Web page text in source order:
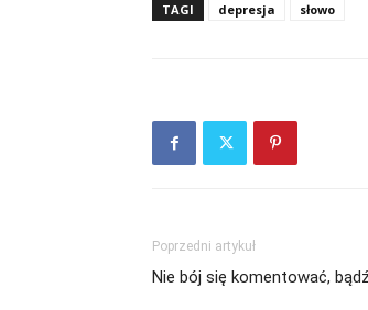
TAGI depresja słowo
Poprzedni artykuł
Nie bój się komentować,